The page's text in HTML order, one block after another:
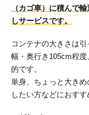
（カゴ車）に積んで
しサービスです。
コンテナの大きさは
幅・奥行き105cm程
的です。
単身、ちょっと大き
したい方などにおすす